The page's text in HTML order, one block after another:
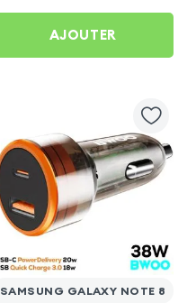
AJOUTER
SAMSUNG GALAXY NOTE 8